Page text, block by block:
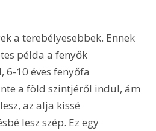
a terebélyesebbek. Ennek
példa a fenyők
6-10 éves fenyőfa
a föld szintjéről indul, ám
az alja kissé
lesz szép. Ez egy